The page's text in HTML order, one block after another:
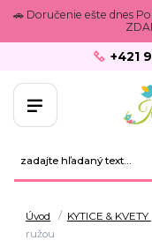
🚗 Doručenie ešte dnes
+421
Úvod KYTICE & KVETY
ružou